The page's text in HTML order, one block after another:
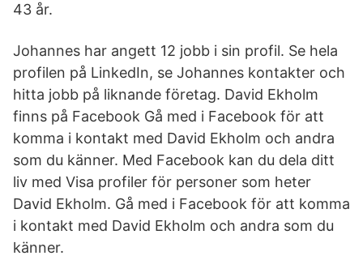
43 år.
Johannes har angett 12 jobb i sin profil. Se hela
profilen på LinkedIn, se Johannes kontakter och
hitta jobb på liknande företag. David Ekholm
finns på Facebook Gå med i Facebook för att
komma i kontakt med David Ekholm och andra
som du känner. Med Facebook kan du dela ditt
liv med Visa profiler för personer som heter
David Ekholm. Gå med i Facebook för att komma
i kontakt med David Ekholm och andra som du
känner.